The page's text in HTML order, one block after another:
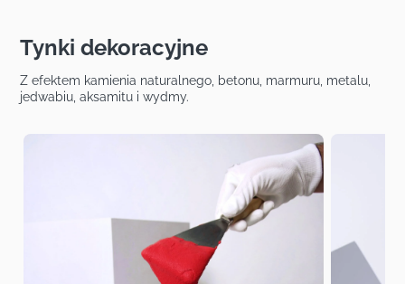
Tynki dekoracyjne
Z efektem kamienia naturalnego, betonu, marmuru, metalu,
jedwabiu, aksamitu i wydmy.